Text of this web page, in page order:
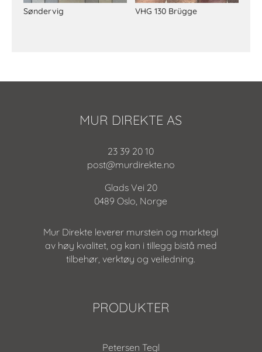
Søndervig VHG 130 Brügge
MUR DIREKTE AS
23 39 20 10
post@murdirekte.no
Glads Vei 20
0489 Oslo, Norge
Mur Direkte leverer murstein og marktegl
av høy kvalitet, og kan i tillegg bistå med
tilbehør, verktøy og veiledning.
PRODUKTER
Petersen Tegl